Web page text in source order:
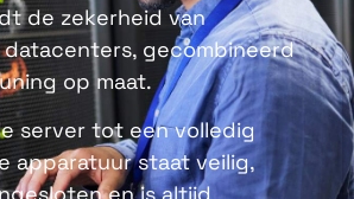
de zekerheid van
gecombineerd
op maat.
server tot een volledig
apparatuur staat veilig,